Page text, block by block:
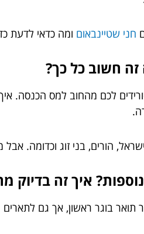
חני שטיינבאום ומה כדאי לדעת
ישראל, הורים, בני זוג וכדומה.
תואר בוגר ראשון, אך גם